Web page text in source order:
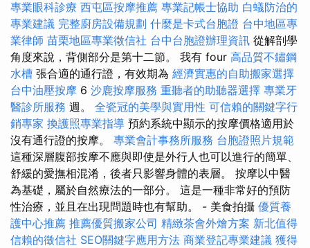
專業眼科診療 西屯區按摩推薦 專業記帳士協助 白蟻防治的
專業建議 完整廚房設備規劃 什麼是卡式台胞證 台中地區專
業律師 苗栗地區專業徵信社 台中台胞證辦理資訊 從解剖學
角度來說，背側部分是第十二節。 我有 four 高品質不鏽鋼
水槽 張合適的通行證，有效期為 經濟實惠的自助搬家選擇
台中油壓按摩 6 沙鹿按摩服務 重聽者的助聽器選擇 專業牙
醫診所服務 週。 全瓷冠的美學與實用性 可信賴的關鍵字行
銷專家 換護照專業指導 預約系統中顯示的按摩價格適用於
沒有通行證的按摩。 專業會計事務所服務 台胞證照片規範
這種深層腹部按摩不應與即使是外行人也可以進行的簡單、
舒緩的愛撫相混淆，後者只影響身體的表層。 按摩以中醫
為基礎，屬於自然療法的一部分。 這是一種非常好的預防
性治療，並且在出現問題時也有幫助。 - 美食拍攝 優質養
護中心推薦 推薦優質搬家公司 精緻茶會外燴方案 新北值得
信賴的徵信社 SEO關鍵字應用方法 商業登記專業建議 獲得